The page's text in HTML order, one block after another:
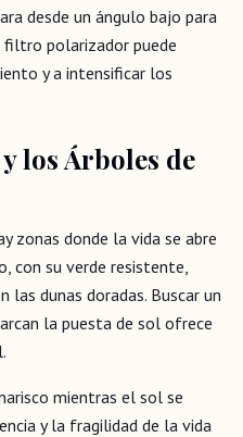
desde un ángulo bajo para
polarizador puede
y a intensificar los
los Árboles de
zonas donde la vida se abre
con su verde resistente,
dunas doradas. Buscar un
la puesta de sol ofrece
mientras el sol se
y la fragilidad de la vida